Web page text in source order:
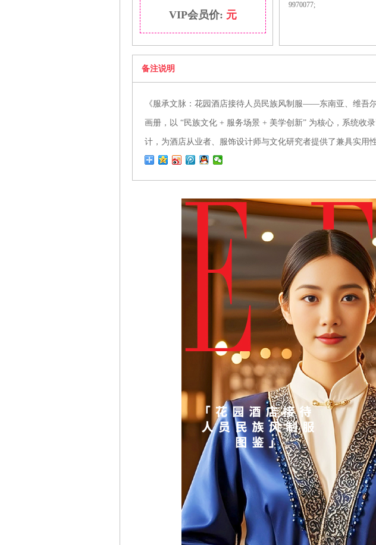
VIP会员价: 元
9970077;
备注说明
《服承文脉：花园酒店接待人员民族风制服——东南亚、维吾
画册，以 “民族文化 + 服务场景 + 美学创新” 为核心，系统收
计，为酒店从业者、服饰设计师与文化研究者提供了兼具实用